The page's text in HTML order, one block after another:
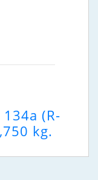
(R-
kg.